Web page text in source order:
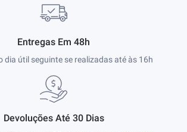
Entregas Em 48h
dia útil seguinte se realizadas até às 16h
Devoluções Até 30 Dias